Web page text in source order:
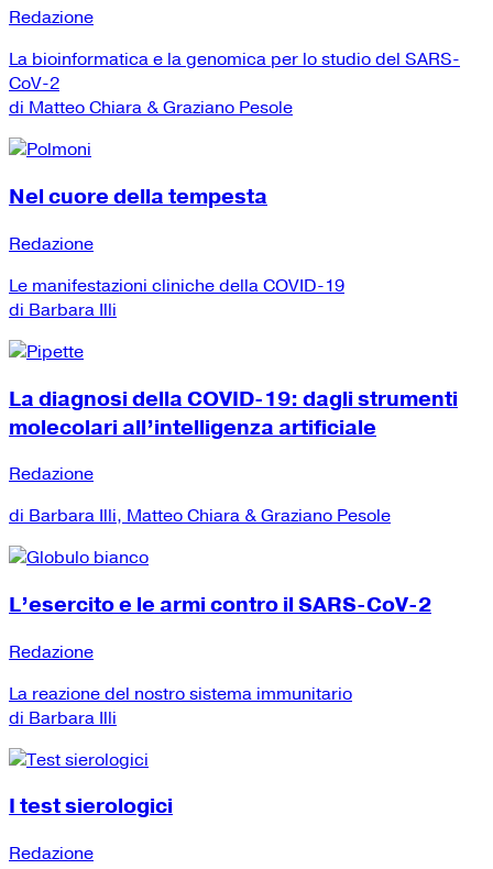
Redazione
La bioinformatica e la genomica per lo studio del SARS-
CoV-2
di Matteo Chiara & Graziano Pesole
Nel cuore della tempesta
Redazione
Le manifestazioni cliniche della COVID-19
di Barbara Illi
La diagnosi della COVID-19: dagli strumenti
molecolari all’intelligenza artificiale
Redazione
di Barbara Illi, Matteo Chiara & Graziano Pesole
L’esercito e le armi contro il SARS-CoV-2
Redazione
La reazione del nostro sistema immunitario
di Barbara Illi
I test sierologici
Redazione